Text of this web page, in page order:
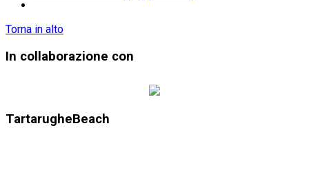
Torna in alto
In collaborazione con
TartarugheBeach